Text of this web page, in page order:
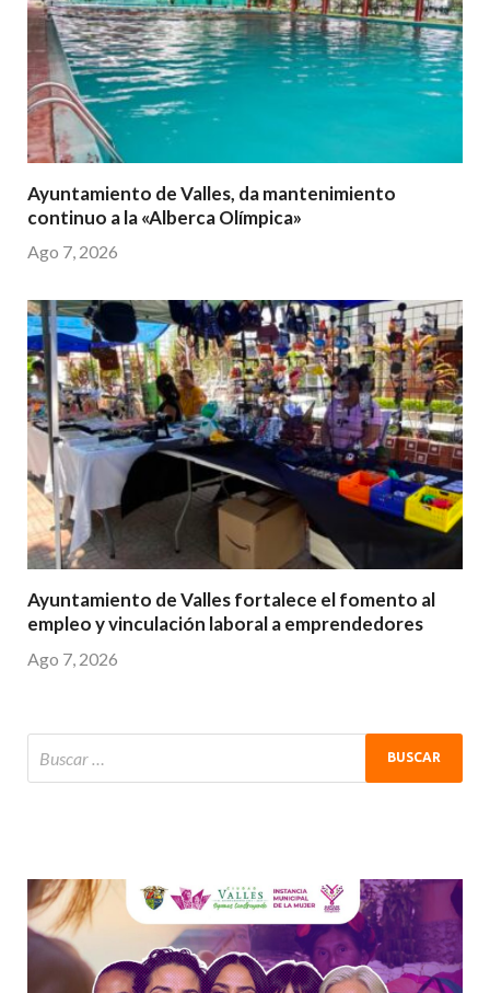
Ayuntamiento de Valles, da mantenimiento
continuo a la «Alberca Olímpica»
Ago 7, 2026
Ayuntamiento de Valles fortalece el fomento al
empleo y vinculación laboral a emprendedores
Ago 7, 2026